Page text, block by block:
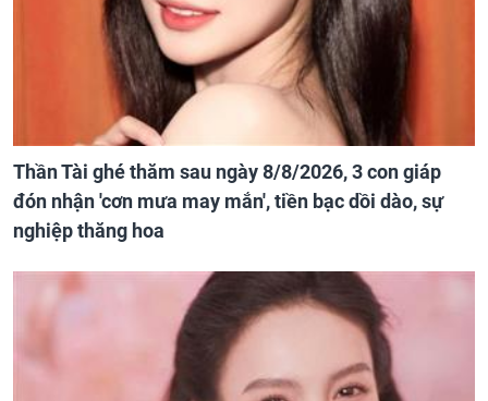
Thần Tài ghé thăm sau ngày 8/8/2026, 3 con giáp
đón nhận 'cơn mưa may mắn', tiền bạc dồi dào, sự
nghiệp thăng hoa